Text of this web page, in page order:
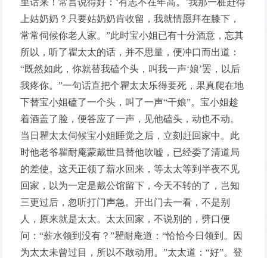
里话来！常言说得好：‘有志不在年高。’我那一桩赶得
上姑奶奶？只要姑奶奶肯收留，我就情愿拜在膝下，
常常伺候你老人家。”此时宝小姐已有十分酒意，忘其
所以，听了瞿太太的话，并不思量，便冲口而出道：
“既然如此，你就替我磕个头，叫我一声‘娘’罢，以后
我疼你。”一句话直把个瞿太太乐得要死，果真爬在地
下替宝小姐磕了一个头，叫了一声“干娘”。宝小姐趁
着酒盖了脸，便答应了一声，见他磕头，动也不动。
当日瞿太太伺候宝小姐睡觉之后，立刻赶回家中。此
时他老爷瞿耐庵蒙戴世昌替他吹嘘，已经委了清道局
的差使。这天正领了薪水回来，等太太等到半夜不见
回家，以为一定是戴公馆留下，今天不转的了，岂知
三更过后，忽听打门声急。开出门去一看，不是别
人，原来就是太太。太太回家，不说别的，劈口便
问：“薪水领到没有？”瞿耐庵道：“恰恰今日领到。因
为太太未曾过目，所以不敢动用。”太太道：“好”。登